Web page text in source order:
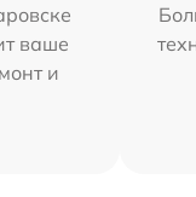
ваше
и